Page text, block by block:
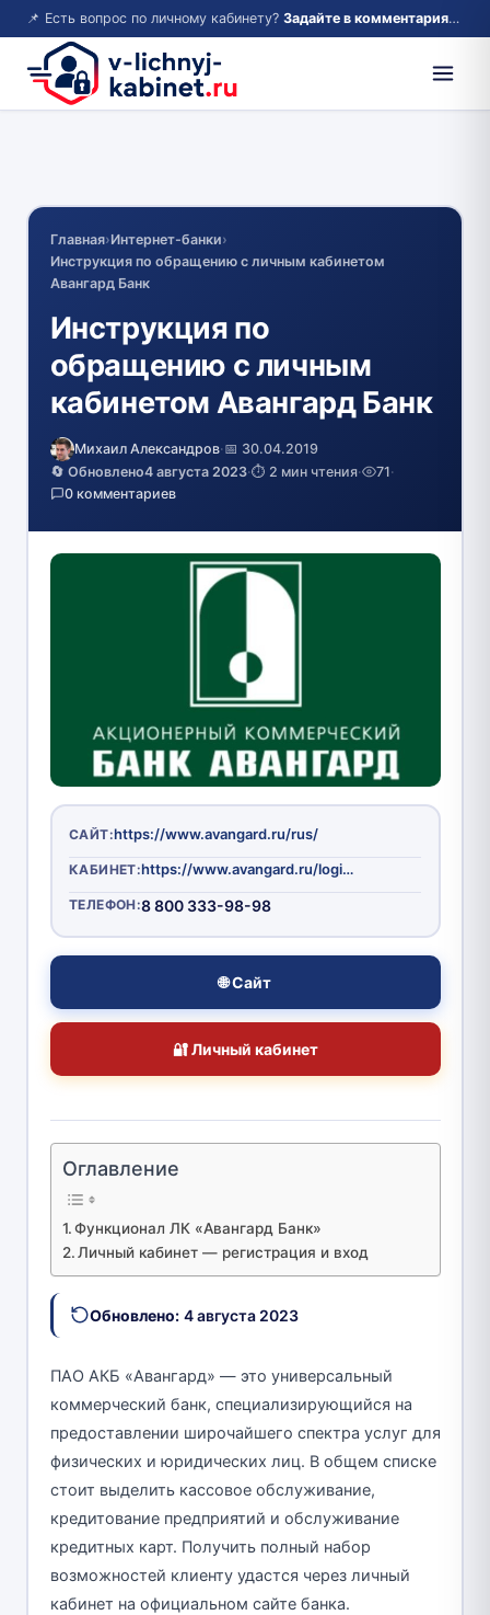
📌 Есть вопрос по личному кабинету? Задайте в комментариях — ответим!
Главная›Интернет-банки›
Инструкция по обращению с личным кабинетом
Авангард Банк
Инструкция по
обращению с личным
кабинетом Авангард Банк
Михаил Александров·📅 30.04.2019
🔄 Обновлено4 августа 2023·⏱️ 2 мин чтения· 71·
0 комментариев
САЙТ:https://www.avangard.ru/rus/
КАБИНЕТ: https://www.avangard.ru/login/ibank_enter.php
ТЕЛЕФОН:8 800 333-98-98
🌐 Сайт
🔐 Личный кабинет
Оглавление
Функционал ЛК «Авангард Банк»
Личный кабинет — регистрация и вход
Обновлено: 4 августа 2023
ПАО АКБ «Авангард» — это универсальный
коммерческий банк, специализирующийся на
предоставлении широчайшего спектра услуг для
физических и юридических лиц. В общем списке
стоит выделить кассовое обслуживание,
кредитование предприятий и обслуживание
кредитных карт. Получить полный набор
возможностей клиенту удастся через личный
кабинет на официальном сайте банка.